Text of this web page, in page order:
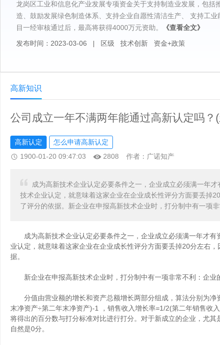
龙岗区工业和信息化产业发展专项资金关于支持制造业发展，包
造、鼓励发展绿色制造体系、支持企业自愿性清洁生产、 支持工
目一经审核通过后，最高将获得4000万元资助。
《查看全文》
发布时间：2023-03-06
| 区级 技术创新 资金+政策
高新知识
公司成立一年不满两年能通过高新认定吗
高新认定
怎么申请高新认定
作者：广诺知产
1900-01-20 09:47:03 2808
成为高新技术企业认定必要条件之一，企业成立必须满一年
技术企业认定，就意味着这家企业在企业成长性评分方面要丢掉
了评分的依据。新企业在申报高新技术企业时，打分制中有一项
成为高新技术企业认定必要条件之一，企业成立必须满一年才有
业认定，就意味着这家企业在企业成长性评分方面要丢掉20分左右
据。
新企业在申报高新技术企业时，打分制中有一项非常不利：企
分值由营业额的增长和资产总额增长两部分组成，算法分别为净
末净资产÷第二年末净资产)-1 ，销售收入增长率=1/2(第二年销售收
将得出的百分数与打分标准对比进行打分。对于新成立的企业，尤
自然是0分。